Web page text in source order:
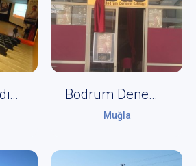
Bodrum Belediyesi Nurol Kültür Merkezi Bodrum Deneme Sahnesi
Muğla